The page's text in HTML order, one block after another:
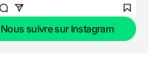
Nous suivre sur Instagram